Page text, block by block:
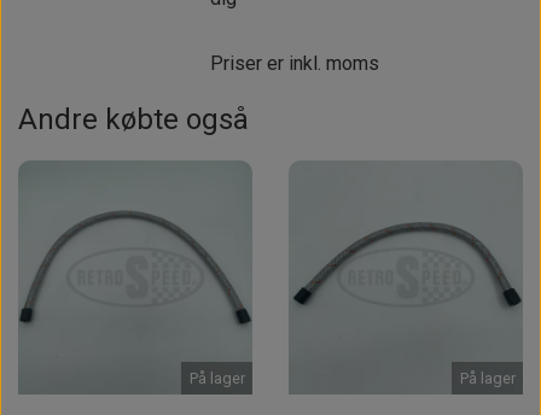
Priser er inkl. moms
Andre købte også
På lager På lager